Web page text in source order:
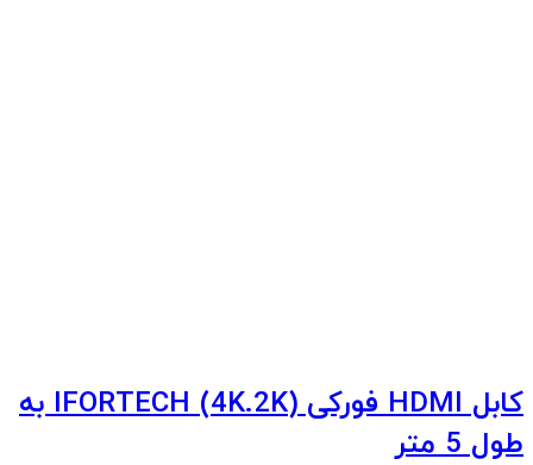
کابل HDMI فورکی (4K.2K) IFORTECH به
طول 5 متر